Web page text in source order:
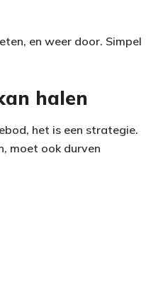
en weer door. Simpel
halen
het is een strategie.
moet ook durven